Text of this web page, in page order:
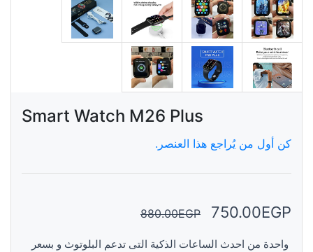
Smart Watch M26 Plus
كن أول من يُراجع هذا العنصر.
750.00EGP
880.00EGP
واحدة من احدث الساعات الذكية التى تدعم البلوتوث و بسعر